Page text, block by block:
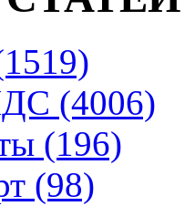
(4006)
(196)
(98)